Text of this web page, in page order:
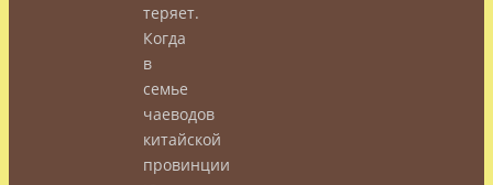
теряет.
Когда
в
семье
чаеводов
китайской
провинции